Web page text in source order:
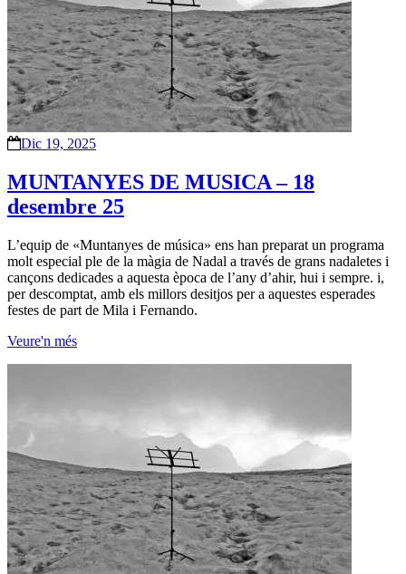
Dic 19, 2025
MUNTANYES DE MUSICA – 18
desembre 25
L’equip de «Muntanyes de música» ens han preparat un programa
molt especial ple de la màgia de Nadal a través de grans nadaletes i
cançons dedicades a aquesta època de l’any d’ahir, hui i sempre. i,
per descomptat, amb els millors desitjos per a aquestes esperades
festes de part de Mila i Fernando.
Veure'n més